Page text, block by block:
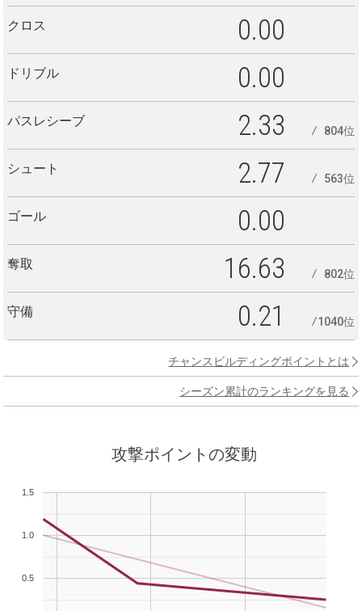
クロス 0.00
ドリブル 0.00
パスレシーブ 2.33 804位
シュート 2.77 563位
ゴール 0.00
奪取 16.63 802位
守備 0.21 1040位
チャンスビルディングポイントとは
シーズン累計のランキングを見る
攻撃ポイントの変動
0.5
1.0
1.5